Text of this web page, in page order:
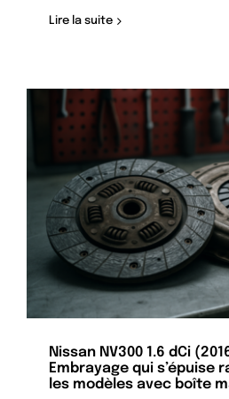
Lire la suite
Nissan NV300 1.6 dCi
Embrayage qui s’épuise
les modèles avec boîte